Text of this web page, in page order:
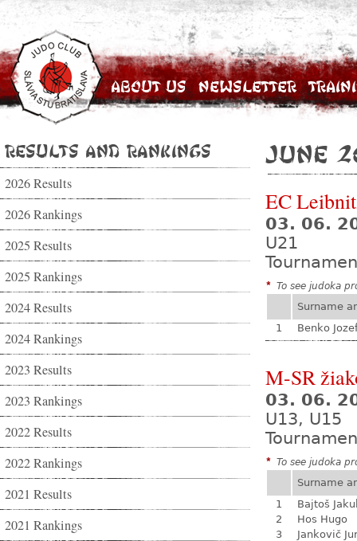
About Us Newsletter
Results and Rankings
2026 Results
2026 Rankings
2025 Results
2025 Rankings
2024 Results
2024 Rankings
2023 Results
2023 Rankings
2022 Results
2022 Rankings
2021 Results
2021 Rankings
June
EC
03. 06.
U21
* To see judoka
Surname
1
Benko
M-SR
03. 06.
U13, U15
* To see judoka
Surname
1
Bajtoš
2
Hos Hugo
3
Jankovič